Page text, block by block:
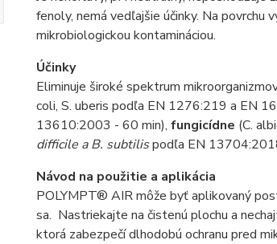
fenoly, nemá vedľajšie účinky. Na
mikrobiologickou kontamináciou.
Účinky
Eliminuje široké spektrum
coli, S. uberis podľa EN 1276:219 a EN
13610:2003 - 60 min), fungicídne (C.
difficile a B. subtilispodľa EN
Návod na použitie a aplikácia
POLYMPT® AIR môže byť aplikovaný
sa. Nastriekajte na čistenú plochu a
ktorá zabezpečí dlhodobú ochranu pred